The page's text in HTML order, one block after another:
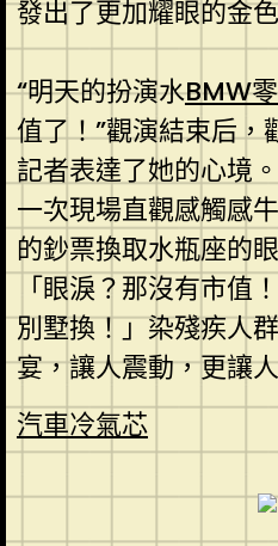
發出了更加耀眼的金
“明天的扮演水BMW
值了！”觀演結束后，
記者表達了她的心境
一次現場直觀感觸感
的鈔票換取水瓶座的
「眼淚？那沒有市值
別墅換！」染殘疾人
宴，讓人震動，更讓
汽車冷氣芯